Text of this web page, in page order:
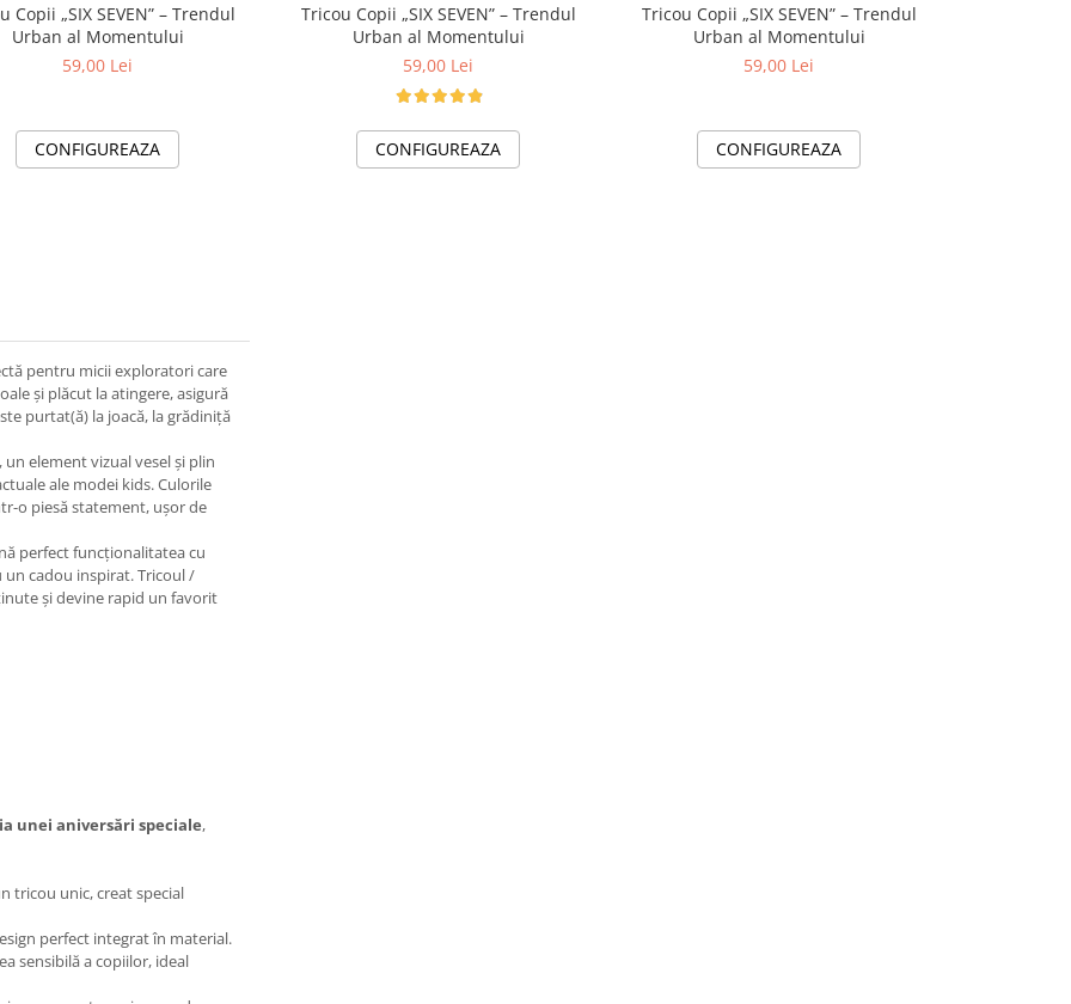
Copii „SIX SEVEN” – Trendul
Urban al Momentului
59,00 Lei
CONFIGUREAZA
Tricou Copii „SIX SEVEN” – Trendul
Urban al Momentului
59,00 Lei
CONFIGUREAZA
Tricou Copii „SIX SEVEN” – Trendul
Urban al Momentului
59,00 Lei
CONFIGUREAZA
pentru micii exploratori care
și plăcut la atingere, asigură
purtat(ă) la joacă, la grădiniță
un element vizual vesel și plin
ale modei kids. Culorile
o piesă statement, ușor de
perfect funcționalitatea cu
cadou inspirat. Tricoul /
și devine rapid un favorit
unei aniversări speciale,
tricou unic, creat special
perfect integrat în material.
sensibilă a copiilor, ideal